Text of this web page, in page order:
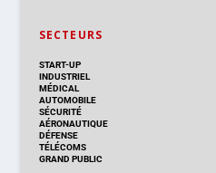
SECTEURS
START-UP
INDUSTRIEL
MÉDICAL
AUTOMOBILE
SÉCURITÉ
AÉRONAUTIQUE
DÉFENSE
TÉLÉCOMS
GRAND PUBLIC